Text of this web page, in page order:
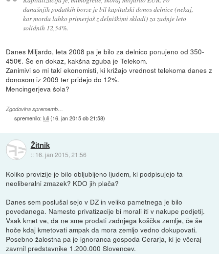
današnjih podatkih borze je bil kapitalski donos delnice (nekaj,
kar morda lahko primerjaš z delniškimi skladi) za zadnje leto
solidnih 12,54%.
Danes Miljardo, leta 2008 pa je bilo za delnico ponujeno od 350-
450€. Še en dokaz, kakšna zguba je Telekom.
Zanimivi so mi taki ekonomisti, ki križajo vrednost telekoma danes z
donosom iz 2009 ter pridejo do 12%.
Mencingerjeva šola?
Zgodovina sprememb…
spremenilo:luli(16. jan 2015 ob 21:58)
Žitnik
:: 16. jan 2015, 21:56
Koliko provizije je bilo obljubljeno ljudem, ki podpisujejo ta
neoliberalni zmazek? KDO jih plača?
Danes sem poslušal sejo v DZ in veliko pametnega je bilo
povedanega. Namesto privatizacije bi morali iti v nakupe podjetij.
Vsak kmet ve, da ne sme prodati zadnjega koščka zemlje, če še
hoče kdaj kmetovati ampak da mora zemljo vedno dokupovati.
Posebno žalostna pa je ignoranca gospoda Cerarja, ki je včeraj
zavrnil predstavnike 1.200.000 Slovencev.